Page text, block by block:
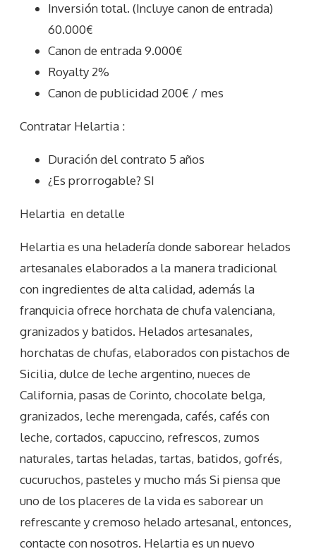
Inversión total. (Incluye canon de entrada)
60.000€
Canon de entrada 9.000€
Royalty 2%
Canon de publicidad 200€ / mes
Contratar Helartia :
Duración del contrato 5 años
¿Es prorrogable? SI
Helartia en detalle
Helartia es una heladería donde saborear helados
artesanales elaborados a la manera tradicional
con ingredientes de alta calidad, además la
franquicia ofrece horchata de chufa valenciana,
granizados y batidos. Helados artesanales,
horchatas de chufas, elaborados con pistachos de
Sicilia, dulce de leche argentino, nueces de
California, pasas de Corinto, chocolate belga,
granizados, leche merengada, cafés, cafés con
leche, cortados, capuccino, refrescos, zumos
naturales, tartas heladas, tartas, batidos, gofrés,
cucuruchos, pasteles y mucho más Si piensa que
uno de los placeres de la vida es saborear un
refrescante y cremoso helado artesanal, entonces,
contacte con nosotros. Helartia es un nuevo